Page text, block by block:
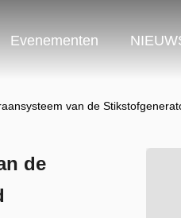
Evenementen
van de
de